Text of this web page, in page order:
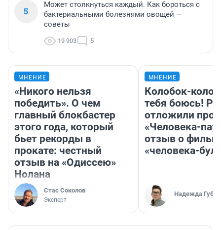
5
Может столкнуться каждый. Как бороться с
бактериальными болезнями овощей —
советы
19 903 5
МНЕНИЕ
«Никого нельзя
победить». О чем
главный блокбастер
этого года, который
бьет рекорды в
прокате: честный
отзыв на «Одиссею»
Нолана
Стас Соколов
Эксперт
МНЕНИЕ
Колобок-
тебя боюсь!
отложили
«Человека-
отзыв о
«человека-
Надежда